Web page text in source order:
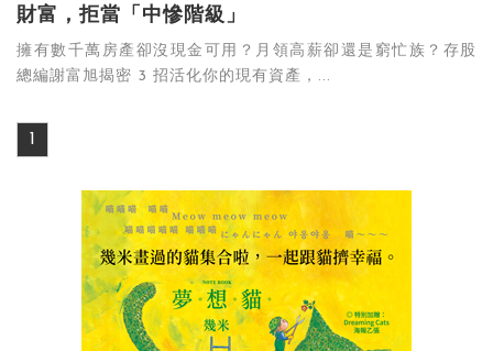
財富，拒當「中慘階級」
擁有數千萬房產卻沒現金可用？月領高薪卻還是窮忙族？存股
總編謝富旭揭密 3 招活化你的現有資產，...
1